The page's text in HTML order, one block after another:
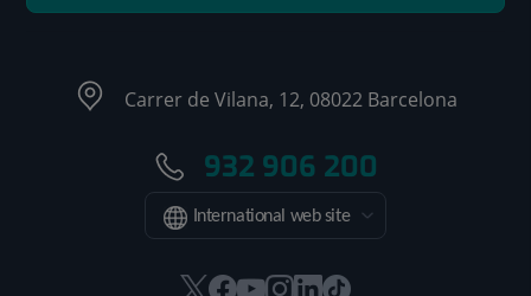
Carrer de Vilana, 12, 08022 Barcelona
932 906 200
International web site
EsteEsteEsteEsteEsteEnlace